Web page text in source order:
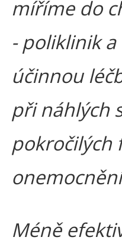
míříme do
- poliklinik
účinnou
při náhlých
pokročilých
Méně